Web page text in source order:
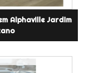
Alphaville Jardim